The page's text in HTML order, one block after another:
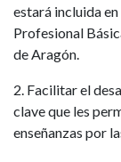
estará incluida
Profesional
de Aragón.
2. Facilitar el
clave que les
enseñanzas por